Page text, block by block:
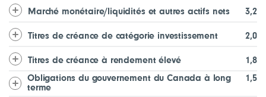
Marché monétaire/liquidités et autres actifs nets 3,2
Titres de créance de catégorie investissement 2,0
Titres de créance à rendement élevé
1,8
Obligations du gouvernement du Canada à long
terme
1,5